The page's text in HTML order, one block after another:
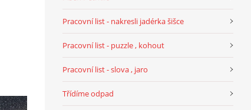
Pracovní list - nakresli jadérka šišce
Pracovní list - puzzle , kohout
Pracovní list - slova , jaro
Třídíme odpad